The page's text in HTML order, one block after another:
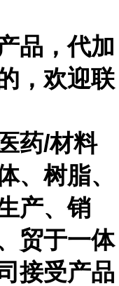
品，代加
，欢迎联
药/材料
、树脂、
产、销
贸于一体
接受产品